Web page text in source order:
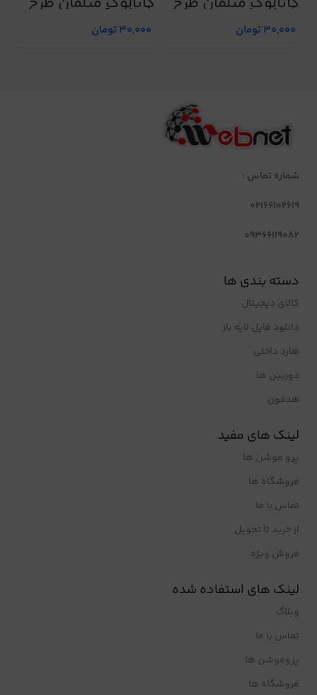
شماره 8
30,000تومان
شماره 9
30,000تومان
شماره تماس :
02166102619
09366119082
دسته بندی ها
کالای دیجیتال
دانلود فایل لایه باز
هارد داخلی
دوربین ها
هدفون
لینک های مفید
پرو موشن ها
فروشگاه ها
تماس با ما
از خرید تا تحویل
فروش ویژه
لینک های استفاده شده
وبلاگ
تماس با ما
پروموشن ها
فروشگاه ها